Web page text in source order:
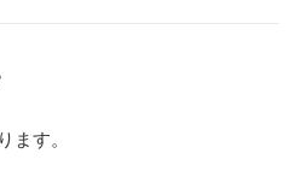
ます。